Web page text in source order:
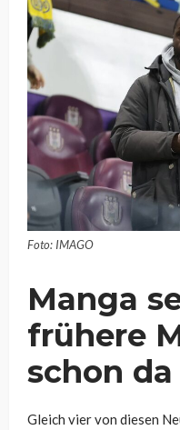
Foto: IMAGO
Manga
frühere
schon da
Gleich vier von diesen